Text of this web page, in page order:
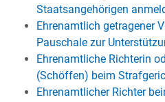
Staatsangehörigen
Ehrenamtlich getragener
Pauschale zur
Ehrenamtliche Richterin
(Schöffen) beim
Ehrenamtlicher Richter